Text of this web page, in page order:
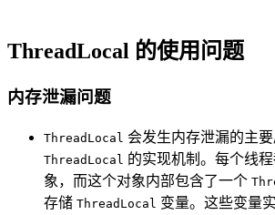
ThreadLocal 的使用问题
内存泄漏问题
ThreadLocal 会发生内存泄漏的主
ThreadLocal 的实现机制。每个线
象，而这个对象内部包含了一个
存储 ThreadLocal 变量。这些变量